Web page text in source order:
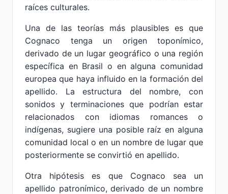
raíces culturales.
Una de las teorías más plausibles es que
Cognaco tenga un origen toponímico,
derivado de un lugar geográfico o una región
específica en Brasil o en alguna comunidad
europea que haya influido en la formación del
apellido. La estructura del nombre, con
sonidos y terminaciones que podrían estar
relacionados con idiomas romances o
indígenas, sugiere una posible raíz en alguna
comunidad local o en un nombre de lugar que
posteriormente se convirtió en apellido.
Otra hipótesis es que Cognaco sea un
apellido patronímico, derivado de un nombre